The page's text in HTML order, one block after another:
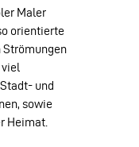
Maler
orientierte
Strömungen
und
sowie
Heimat.